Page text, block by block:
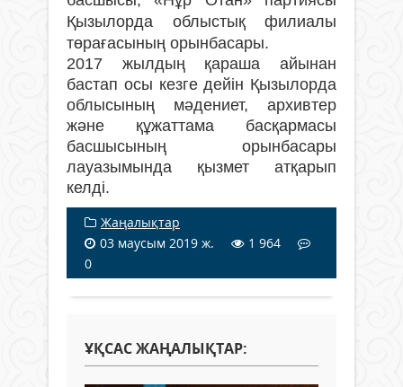
Қызылорда облыстық филиалы
төрағасының орынбасары.
2017 жылдың қараша айынан
бастап осы кезге дейін Қызылорда
облысының мәдениет, архивтер
және құжаттама басқармасы
басшысының орынбасары
лауазымында қызмет атқарып
келді.
Жаңалықтар
03 маусым 2019 ж.
1 964
0
ҰҚСАС ЖАҢАЛЫҚТАР: